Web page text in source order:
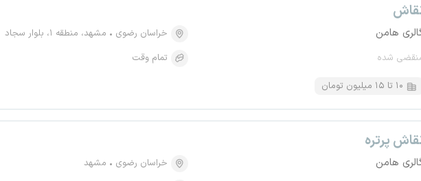
هامن
شده
خراسان رضوی
مشهد، منطقه ۱، بلوار سجاد
تمام وقت
۱۰ تا ۱۵ میلیون تومان
پرتره
هامن خراسان رضوی
مشهد